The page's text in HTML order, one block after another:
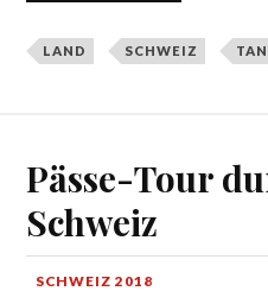
LAND SCHWEIZ
Pässe-Tour
Schweiz
SCHWEIZ 2018